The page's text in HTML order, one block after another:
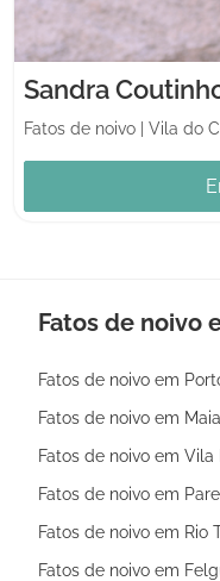
Sandra
Fatos de noivo Vila do
Fatos de noivo
Fatos de noivo em
Fatos de noivo em Maia
Fatos de noivo em Vila
Fatos de noivo em
Fatos de noivo em Rio
Fatos de noivo em